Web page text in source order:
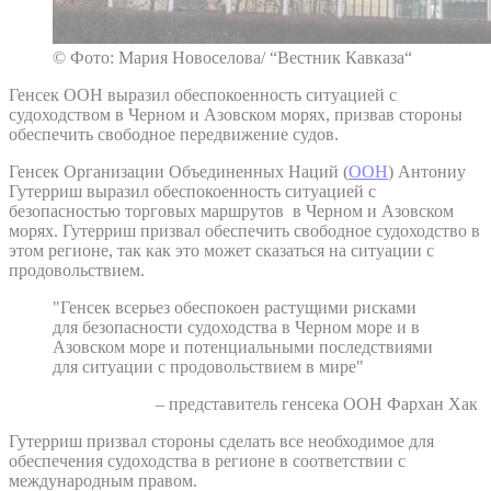
© Фото: Мария Новоселова/ “Вестник Кавказа“
Генсек ООН выразил обеспокоенность ситуацией с
судоходством в Черном и Азовском морях, призвав стороны
обеспечить свободное передвижение судов.
Генсек Организации Объединенных Наций (ООН) Антониу
Гутерриш выразил обеспокоенность ситуацией с
безопасностью торговых маршрутов в Черном и Азовском
морях. Гутерриш призвал обеспечить свободное судоходство в
этом регионе, так как это может сказаться на ситуации с
продовольствием.
"Генсек всерьез обеспокоен растущими рисками
для безопасности судоходства в Черном море и в
Азовском море и потенциальными последствиями
для ситуации с продовольствием в мире"
– представитель генсека ООН Фархан Хак
Гутерриш призвал стороны сделать все необходимое для
обеспечения судоходства в регионе в соответствии с
международным правом.